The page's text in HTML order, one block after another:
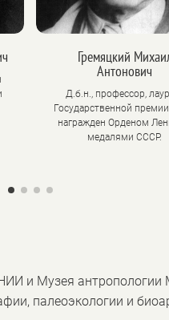
Гремяцкий
Антонович
Д.б.н., профессор,
Государственной
награжден Орденом
медалями СССР.
и Музея
палеоэкологии и